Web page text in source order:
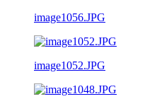
image1056.JPG
image1052.JPG